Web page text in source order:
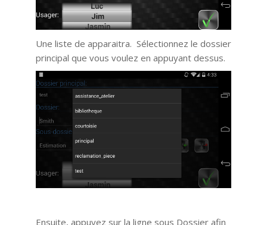
Une liste de apparaitra. Sélectionnez le dossier
principal que vous voulez en appuyant dessus.
Ensuite, appuyez sur la ligne sous Dossier afin